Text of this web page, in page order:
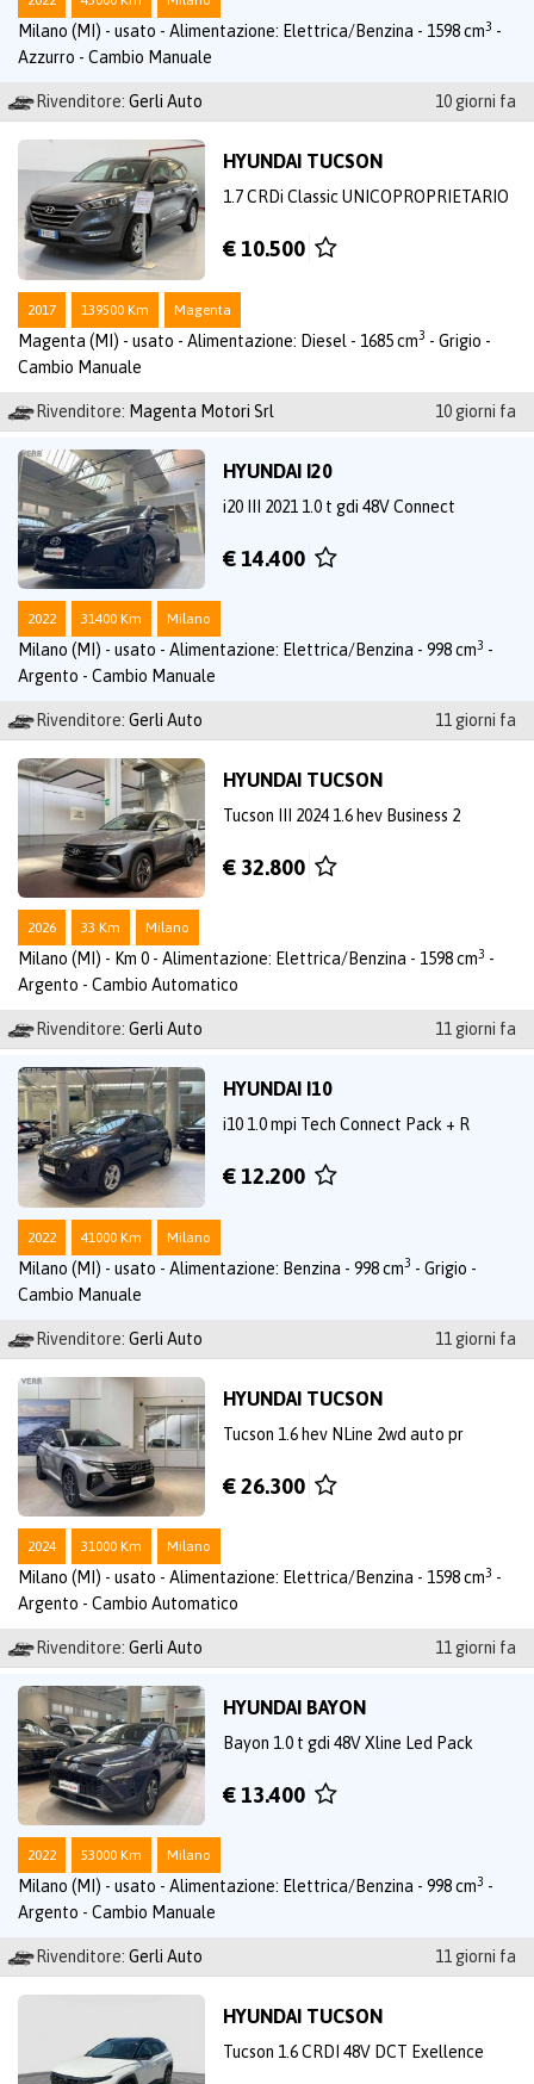
Milano (MI) - usato - Alimentazione: Elettrica/Benzina - 1598 cm3 -
Azzurro - Cambio Manuale
Rivenditore: Gerli Auto 10 giorni fa
HYUNDAI TUCSON
1.7 CRDi Classic UNICOPROPRIETARIO
€ 10.500
2017 139500 Km Magenta
Magenta (MI) - usato - Alimentazione: Diesel - 1685 cm3 - Grigio -
Cambio Manuale
Rivenditore: Magenta Motori Srl 10 giorni fa
HYUNDAI I20
i20 III 2021 1.0 t gdi 48V Connect
€ 14.400
2022 31400 Km Milano
Milano (MI) - usato - Alimentazione: Elettrica/Benzina - 998 cm3 -
Argento - Cambio Manuale
Rivenditore: Gerli Auto 11 giorni fa
HYUNDAI TUCSON
Tucson III 2024 1.6 hev Business 2
€ 32.800
2026 33 Km Milano
Milano (MI) - Km 0 - Alimentazione: Elettrica/Benzina - 1598 cm3 -
Argento - Cambio Automatico
Rivenditore: Gerli Auto 11 giorni fa
HYUNDAI I10
i10 1.0 mpi Tech Connect Pack + R
€ 12.200
2022 41000 Km Milano
Milano (MI) - usato - Alimentazione: Benzina - 998 cm3 - Grigio -
Cambio Manuale
Rivenditore: Gerli Auto 11 giorni fa
HYUNDAI TUCSON
Tucson 1.6 hev NLine 2wd auto pr
€ 26.300
2024 31000 Km Milano
Milano (MI) - usato - Alimentazione: Elettrica/Benzina - 1598 cm3 -
Argento - Cambio Automatico
Rivenditore: Gerli Auto 11 giorni fa
HYUNDAI BAYON
Bayon 1.0 t gdi 48V Xline Led Pack
€ 13.400
2022 53000 Km Milano
Milano (MI) - usato - Alimentazione: Elettrica/Benzina - 998 cm3 -
Argento - Cambio Manuale
Rivenditore: Gerli Auto 11 giorni fa
HYUNDAI TUCSON
Tucson 1.6 CRDI 48V DCT Exellence